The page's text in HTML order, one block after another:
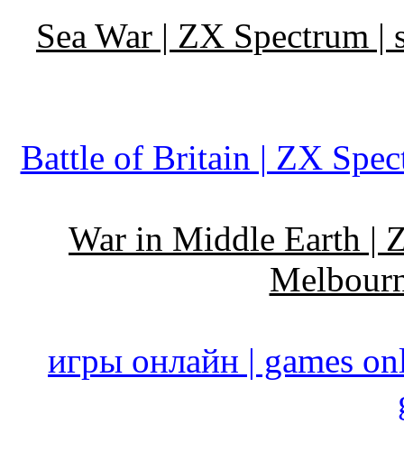
Sea War | ZX Spectrum |
Battle of Britain | ZX
War in Middle Earth |
игры онлайн | games